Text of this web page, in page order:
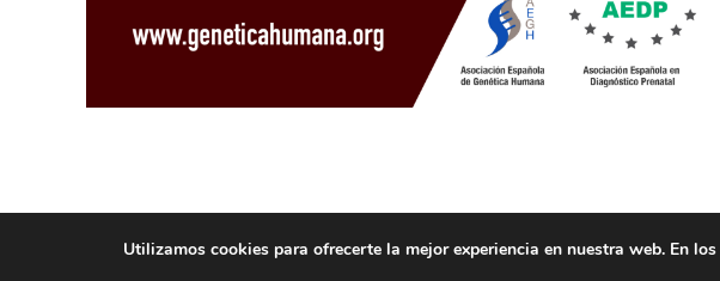
© AEGH - Todos los derechos reservados
Utilizamos cookies para ofrecerte la mejor experiencia en nuestra web. En los